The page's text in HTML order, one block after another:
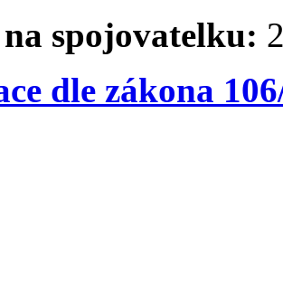
spojovatelku:
dle zákona